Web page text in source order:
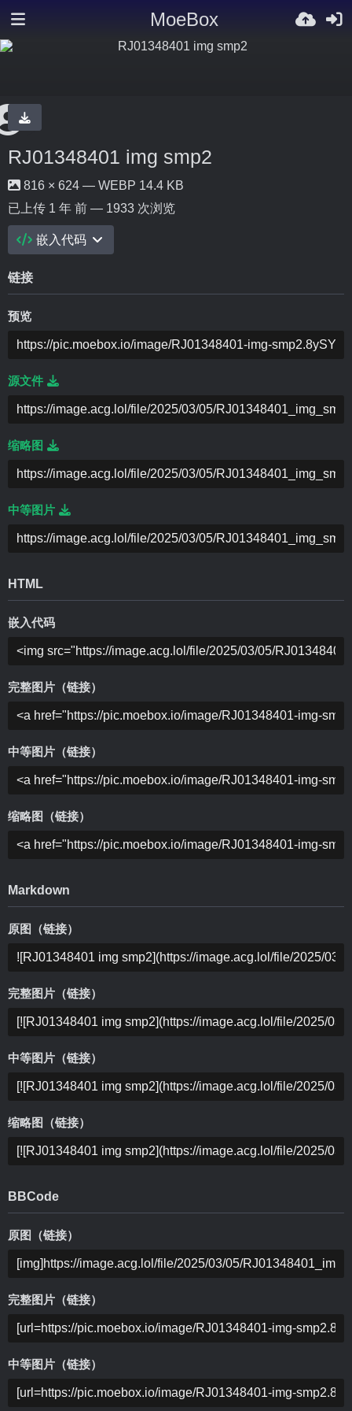
MoeBox
RJ01348401 img smp2
816 × 624 — WEBP 14.4 KB
已上传 1 年 前 — 1933 次浏览
嵌入代码
链接
预览
源文件
缩略图
中等图片
HTML
嵌入代码
完整图片（链接）
中等图片（链接）
缩略图（链接）
Markdown
原图（链接）
完整图片（链接）
中等图片（链接）
缩略图（链接）
BBCode
原图（链接）
完整图片（链接）
中等图片（链接）